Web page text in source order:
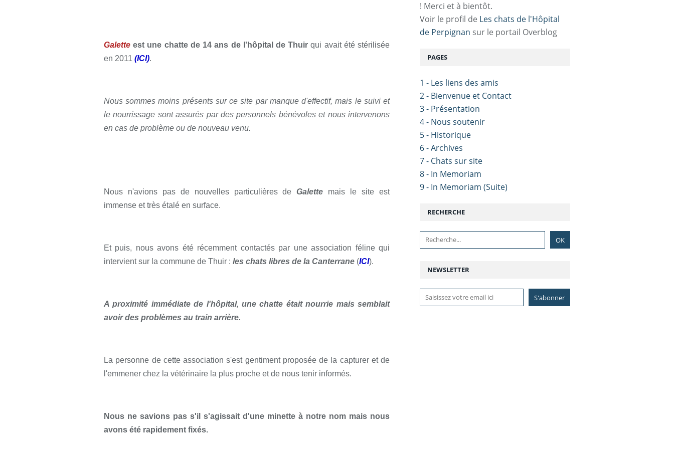
Galetteest une chatte de 14 ans de l'hôpital de Thuirqui avait été stérilisée
en 2011 (ICI).
Nous sommes moins présents sur ce site par manque d'effectif, mais le suivi et
le nourrissage sont assurés par des personnels bénévoles et nous intervenons
en cas de problème ou de nouveau venu.
Nous n'avions pas de nouvelles particulières deGalette mais le site est
immense et très étalé en surface.
Et puis, nous avons été récemment contactés par une association féline qui
intervient sur la commune de Thuir : les chats libres de la Canterrane (ICI).
A proximité immédiate de l'hôpital, une chatte était nourrie mais semblait
avoir des problèmes au train arrière.
La personne de cette association s'est gentiment proposée de la capturer et de
l'emmener chez la vétérinaire la plus proche et de nous tenir informés.
Nous ne savions pas s'il s'agissait d'une minette à notre nom mais nous
avons été rapidement fixés.
NEWSLETTER
RECHERCHE
! Merci et à bientôt.
Voir le profil de Les chats de l'Hôpital
de Perpignan sur le portail Overblog
PAGES
1 - Les liens des amis
2 - Bienvenue et Contact
3 - Présentation
4 - Nous soutenir
5 - Historique
6 - Archives
7 - Chats sur site
8 - In Memoriam
9 - In Memoriam (Suite)